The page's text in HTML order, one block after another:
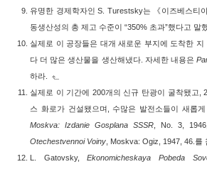
유명한 경제학자인 S. Turestsky는 《이즈베스티
동생산성의 총 제고 수준이 “350% 초과”했다고 말
실제로 이 공장들은 대개 새로운 부지에 도착한
다 더 많은 생산물을 생산해냈다. 자세한 내용은
하라.
실제로 이 기간에 200개의 신규 탄광이 굴착됐고,
스 화로가 건설됐으며, 수많은 발전소들이 새롭
Moskva: Izdanie Gosplana SSSR, No. 3,
Otechestvennoi Voiny , Moskva: Ogiz, 1947, 46.를
L. Gatovsky,Ekonomicheskaya Pobeda